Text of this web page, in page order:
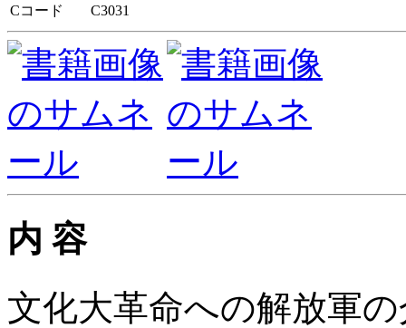
Cコード
C3031
内 容
文化大革命への解放軍